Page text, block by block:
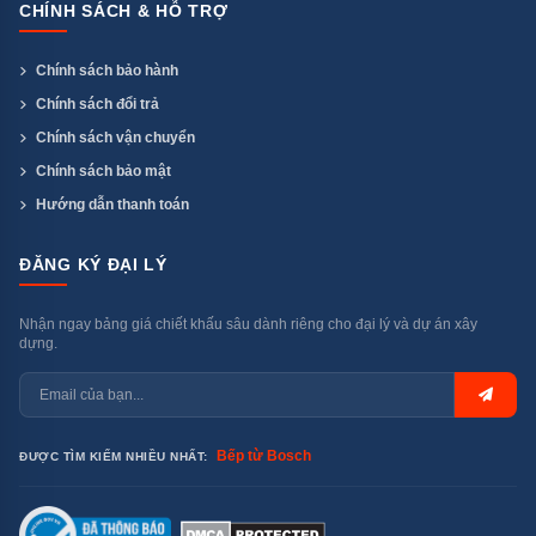
CHÍNH SÁCH & HỖ TRỢ
Chính sách bảo hành
Chính sách đổi trả
Chính sách vận chuyển
Chính sách bảo mật
Hướng dẫn thanh toán
ĐĂNG KÝ ĐẠI LÝ
Nhận ngay bảng giá chiết khấu sâu dành riêng cho đại lý và dự án xây
dựng.
ĐƯỢC TÌM KIẾM NHIỀU NHẤT: Bếp từ Bosch